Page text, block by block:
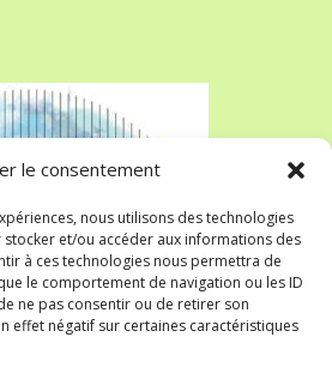
le consentement
nous utilisons des technologies
et/ou accéder aux informations des
à ces technologies nous permettra de
le comportement de navigation ou les ID
ne pas consentir ou de retirer son
effet négatif sur certaines caractéristiques